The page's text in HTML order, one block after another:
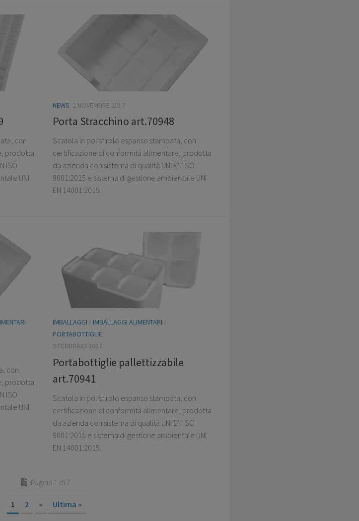
con
prodotta
ISO
UNI
NEWS 2 NOVEMBRE 2017
Porta Stracchino art.70948
Scatola in polistirolo espanso stampata, con
certificazione di conformità alimentare, prodotta
da azienda con sistema di qualità UNI EN ISO
9001:2015 e sistema di gestione ambientale UNI
EN 14001:2015.
con
prodotta
ISO
UNI
IMBALLAGGI / IMBALLAGGI ALIMENTARI /
PORTABOTTIGLIE
9 FEBBRAIO 2017
Portabottiglie pallettizzabile
art.70941
Scatola in polistirolo espanso stampata, con
certificazione di conformità alimentare, prodotta
da azienda con sistema di qualità UNI EN ISO
9001:2015 e sistema di gestione ambientale UNI
EN 14001:2015.
Pagina 1 di 7
1 2 » Ultima »